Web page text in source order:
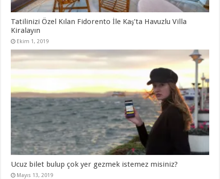
Tatilinizi Özel Kılan Fidorento İle Kaş’ta Havuzlu Villa
Kiralayın
Ekim 1, 2019
Ucuz bilet bulup çok yer gezmek istemez misiniz?
Mayıs 13, 2019